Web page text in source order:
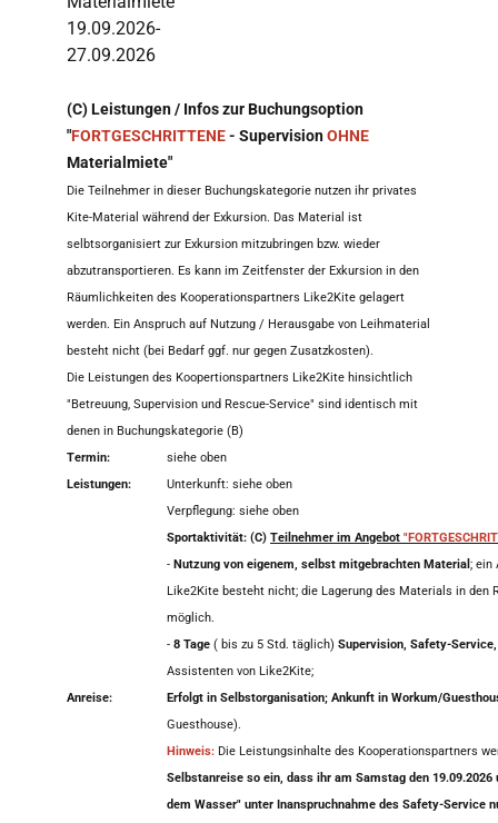
19.09.2026-
27.09.2026
(C) Leistungen / Infos zur Buchungsoption
"FORTGESCHRITTENE- SupervisionOHNE
Materialmiete"
Die Teilnehmer in dieser Buchungskategorie nutzen ihr privates
Kite-Material während der Exkursion. Das Material ist
selbtsorganisiert zur Exkursion mitzubringen bzw. wieder
abzutransportieren. Es kann im Zeitfenster der Exkursion in den
Räumlichkeiten des Kooperationspartners Like2Kite gelagert
werden. Ein Anspruch auf Nutzung / Herausgabe von Leihmaterial
besteht nicht (bei Bedarf ggf. nur gegen Zusatzkosten).
Die Leistungen des Koopertionspartners Like2Kite hinsichtlich
"Betreuung, Supervision und Rescue-Service" sind identisch mit
denen in Buchungskategorie (B)
Termin:
siehe oben
Leistungen:
Unterkunft: siehe oben
Verpflegung: siehe oben
Sportaktivität: (C) Teilnehmer im Angebot "
- Nutzung von eigenem, selbst mitgebrachten Material ; ein
Like2Kite besteht nicht; die Lagerung des Materials in
möglich.
- 8 Tage ( bis zu 5 Std. täglich) Supervision, Safety-
Assistenten von Like2Kite;
Anreise:
Erfolgt in Selbstorganisation; Ankunft in Workum/
Guesthouse).
Hinweis: Die Leistungsinhalte des Kooperationspartners
Selbstanreise so ein, dass ihr am Samstag den
dem Wasser" unter Inanspruchnahme des Safety-Service